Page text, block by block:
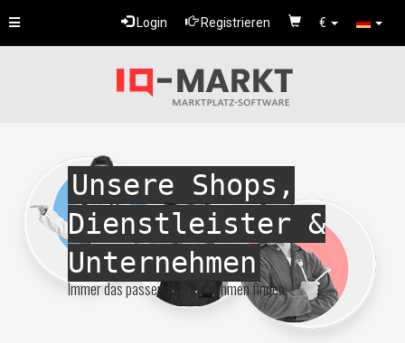
€
Login Registrieren
Toggle
Unsere Shops,
Dienstleister &
Unternehmen
Immer das passende Unternehmen finden.